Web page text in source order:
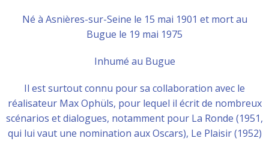
Né à Asnières-sur-Seine le 15 mai 1901 et mort au
Bugue le 19 mai 1975
Inhumé au Bugue
Il est surtout connu pour sa collaboration avec le
réalisateur Max Ophüls, pour lequel il écrit de nombreux
scénarios et dialogues, notamment pour La Ronde (1951,
qui lui vaut une nomination aux Oscars), Le Plaisir (1952)